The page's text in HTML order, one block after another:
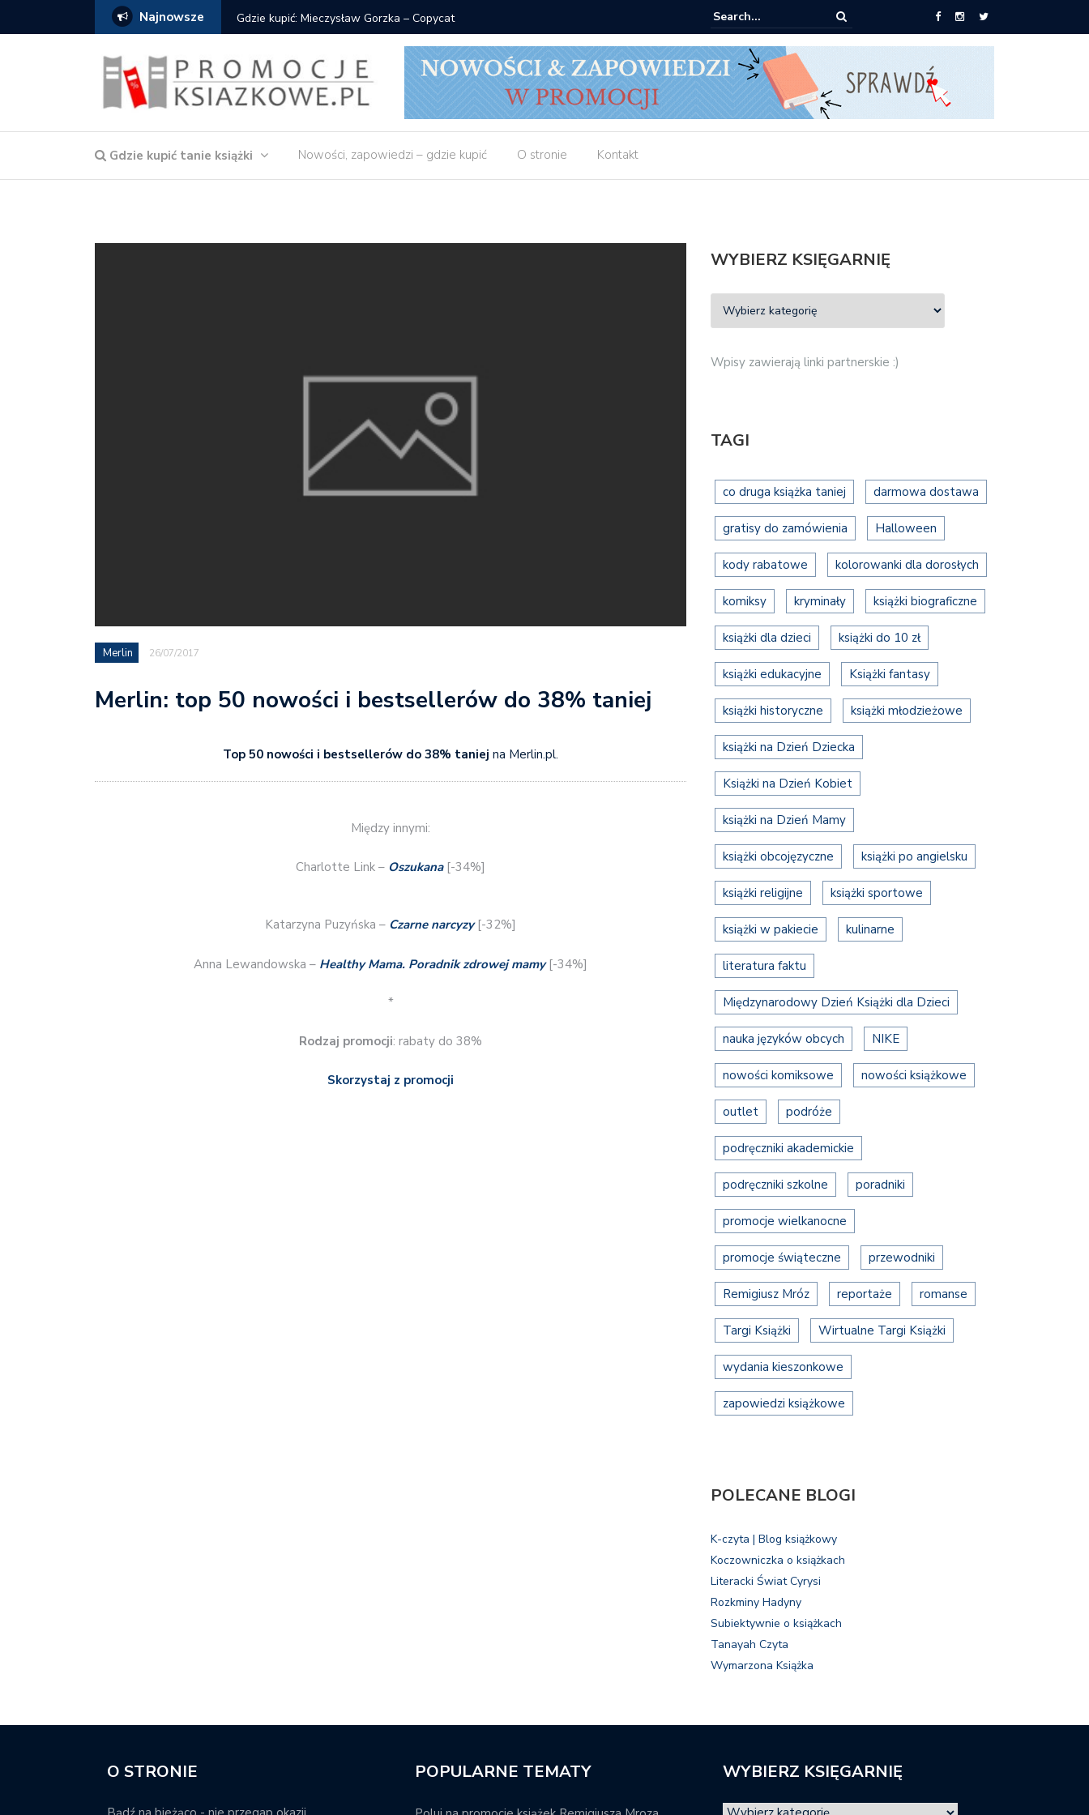
Najnowsze Gdzie kupić: Mieczysław Gorzka – Copycat Znak: książki od 2,90 zł do zamówienia
Gdzie kupić tanie książki Nowości, zapowiedzi – gdzie kupić O stronie Kontakt
Merlin 26/07/2017
Merlin: top 50 nowości i bestsellerów do 38% taniej
Top 50 nowości i bestsellerów do 38% taniej na Merlin.pl.
Między innymi:
Charlotte Link – Oszukana[-34%]
Katarzyna Puzyńska – Czarne narcyzy[-32%]
Anna Lewandowska – Healthy Mama. Poradnik zdrowej mamy[-34%]
*
Rodzaj promocji: rabaty do 38%
Skorzystaj z promocji
WYBIERZ KSIĘGARNIĘ
Wpisy zawierają linki partnerskie :)
TAGI
co druga książka taniej darmowa dostawa
gratisy do zamówienia Halloween
kody rabatowe kolorowanki dla dorosłych
komiksy kryminały książki biograficzne
książki dla dzieci książki do 10 zł
książki edukacyjne Książki fantasy
książki historyczne książki młodzieżowe
książki na Dzień Dziecka
Książki na Dzień Kobiet
książki na Dzień Mamy
książki obcojęzyczne książki po angielsku
książki religijne książki sportowe
książki w pakiecie kulinarne
literatura faktu
Międzynarodowy Dzień Książki dla Dzieci
nauka języków obcych NIKE
nowości komiksowe nowości książkowe
outlet podróże
podręczniki akademickie
podręczniki szkolne poradniki
promocje wielkanocne
promocje świąteczne przewodniki
Remigiusz Mróz reportaże romanse
Targi Książki Wirtualne Targi Książki
wydania kieszonkowe
zapowiedzi książkowe
POLECANE BLOGI
K-czyta | Blog książkowy
Koczowniczka o książkach
Literacki Świat Cyrysi
Rozkminy Hadyny
Subiektywnie o książkach
Tanayah Czyta
Wymarzona Książka
O STRONIE POPULARNE TEMATY WYBIERZ KSIĘGARNIĘ